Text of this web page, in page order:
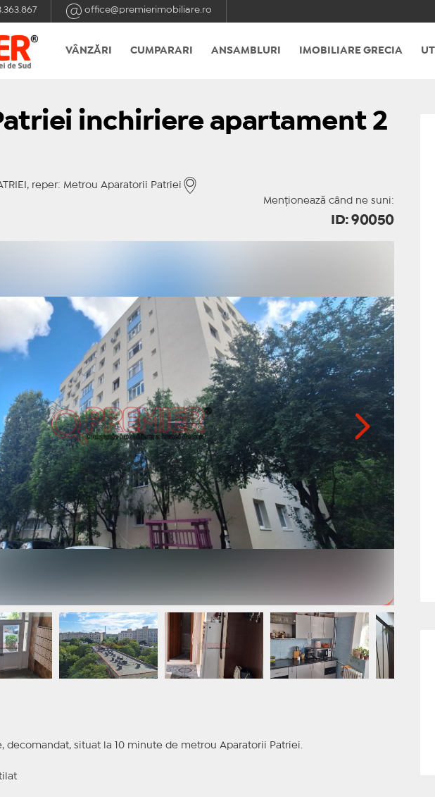
office@premierimobiliare.ro
VÂNZĂRI CUMPARARI ANSAMBLURI IMOBILIARE GRECIA
inchiriere apartament 2
reper: Metrou Aparatorii Patriei
Menționează când ne suni:
ID: 90050
decomandat, situat la 10 minute de metrou Aparatorii Patriei.